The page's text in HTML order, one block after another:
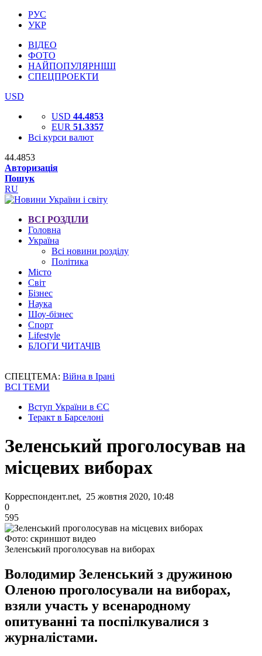
РУС
УКР
ВІДЕО
ФОТО
НАЙПОПУЛЯРНІШІ
СПЕЦПРОЕКТИ
USD
USD 44.4853
EUR 51.3357
Всі курси валют
44.4853
Авторизація
Пошук
RU
ВСІ РОЗДІЛИ
Головна
Україна
Всі новини розділу
Політика
Місто
Світ
Бізнес
Наука
Шоу-бізнес
Спорт
Lifestyle
БЛОГИ ЧИТАЧІВ
СПЕЦТЕМА: Війна в Ірані
ВСІ ТЕМИ
Вступ України в ЄС
Теракт в Барселоні
Зеленський проголосував на
місцевих виборах
Корреспондент.net, 25 жовтня 2020, 10:48
0
595
Фото: скриншот видео
Зеленський проголосував на виборах
Володимир Зеленський з дружиною
Оленою проголосували на виборах,
взяли участь у всенародному
опитуванні та поспілкувалися з
журналістами.